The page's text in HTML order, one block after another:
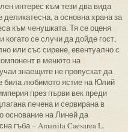
интерес към тези два вида
а основна храна за
към ченушката. Тя се оценя
когато се случи да дойде гост,
или със сирене, евентуално с
в менюто на
знаещите не пропускат да
била любимото ястие на Юлий
през първи век преди
печена и сервирана в
основание на Линей да
гъба – Amanita Caesarea L.